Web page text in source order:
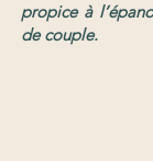
propice à
de couple.